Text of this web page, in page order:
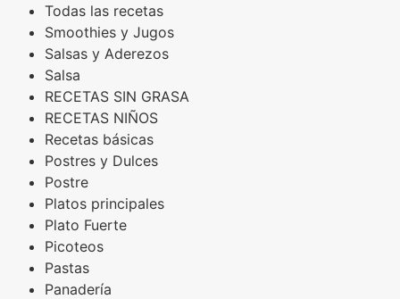
Todas las recetas
Smoothies y Jugos
Salsas y Aderezos
Salsa
RECETAS SIN GRASA
RECETAS NIÑOS
Recetas básicas
Postres y Dulces
Postre
Platos principales
Plato Fuerte
Picoteos
Pastas
Panadería